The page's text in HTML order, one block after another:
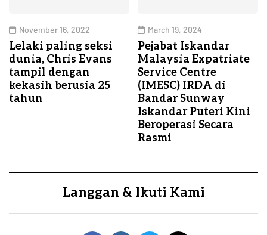
November 16, 2022
Lelaki paling seksi
dunia, Chris Evans
tampil dengan
kekasih berusia 25
tahun
March 19, 2024
Pejabat Iskandar
Malaysia Expatriate
Service Centre
(IMESC) IRDA di
Bandar Sunway
Iskandar Puteri Kini
Beroperasi Secara
Rasmi
Langgan & Ikuti Kami